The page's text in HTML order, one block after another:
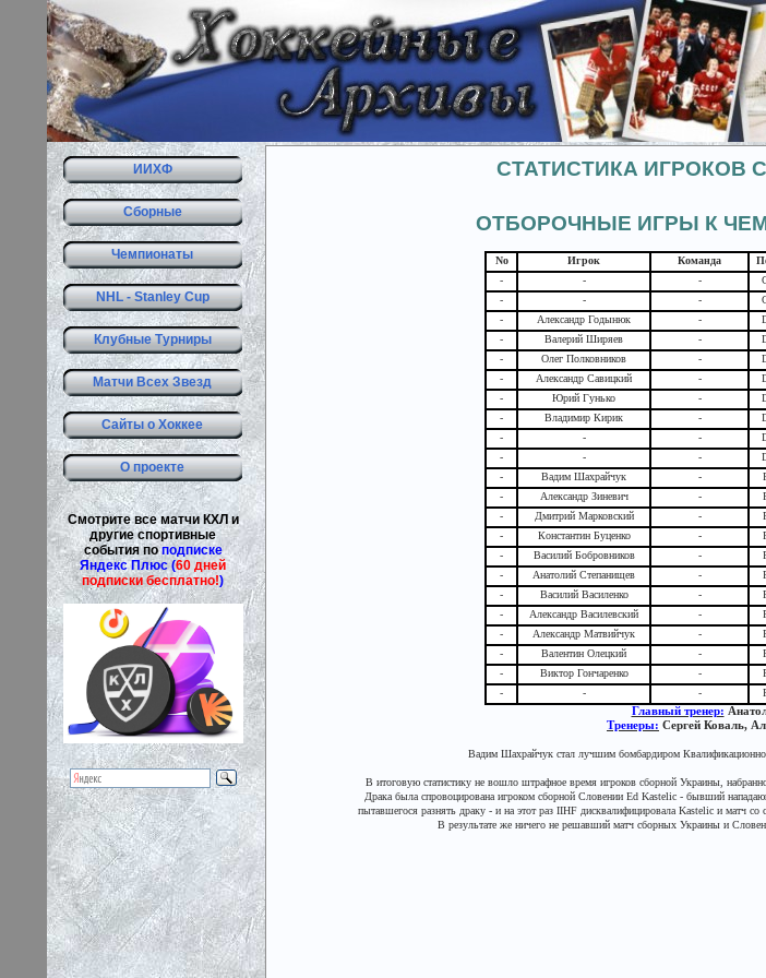
ИИХФ
Сборные
Чемпионаты
NHL - Stanley Cup
Клубные Турниры
Матчи Всех Звезд
Сайты о Хоккее
О проекте
Смотрите все матчи КХЛ и
другие спортивные
события поподписке
Яндекс Плюс (60 дней
подписки бесплатно!)
СТАТИСТИКА ИГРОКОВ
ОТБОРОЧНЫЕ ИГРЫ К
No Игрок Команда
-
- -
-
- -
-
Александр Годынюк -
-
Валерий Ширяев -
-
Олег Полковников -
-
Александр Савицкий -
-
Юрий Гунько -
-
Владимир Кирик -
-
- -
-
- -
-
Вадим Шахрайчук -
-
Александр Зиневич -
-
Дмитрий Марковский -
-
Константин Буценко -
-
Василий Бобровников -
-
Анатолий Степанищев -
-
Василий Василенко -
-
Александр Василевский -
-
Александр Матвийчук -
-
Валентин Олецкий -
-
Виктор Гончаренко -
-
- -
Главный тренер:
Тренеры: Сергей Коваль,
Вадим Шахрайчук стал лучшим бомбардиром
В итоговую статистику не вошло штрафное время игроков сборной Украины,
Драка была спровоцирована игроком сборной Словении Ed Kastelic - бывший
пытавшегося разнять драку - и на этот раз IIHF дисквалифицировала Kastelic и матч
В результате же ничего не решавший матч сборных Украины и